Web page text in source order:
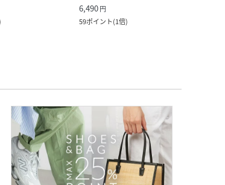
6,490円
59ポイント(1倍)